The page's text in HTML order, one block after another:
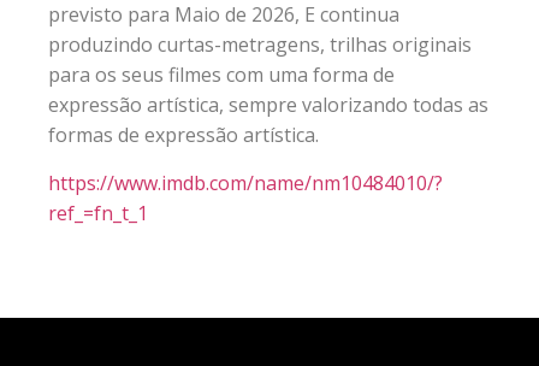
previsto para Maio de 2026, E continua
produzindo curtas-metragens, trilhas originais
para os seus filmes com uma forma de
expressão artística, sempre valorizando todas as
formas de expressão artística.
https://www.imdb.com/name/nm10484010/?
ref_=fn_t_1